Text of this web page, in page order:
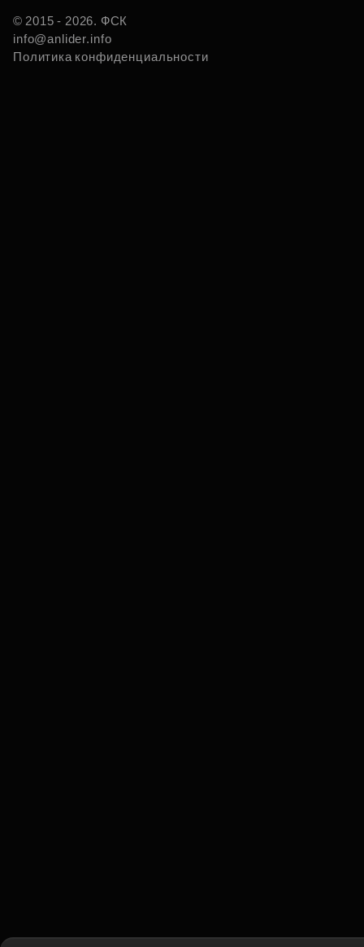
© 2015 - 2026. ФСК
info@anlider.info
Политика конфиденциальности